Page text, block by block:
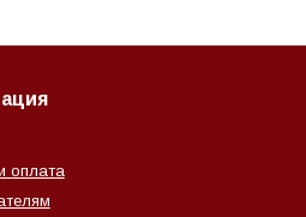
оплата